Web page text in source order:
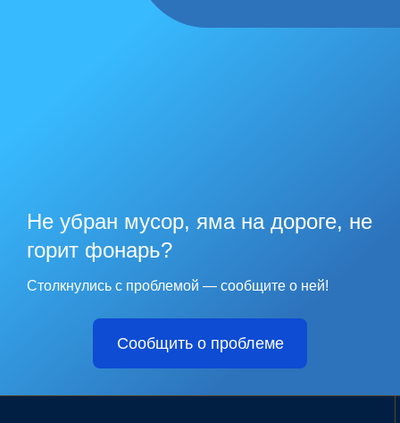
Не убран мусор, яма на дороге, не
горит фонарь?
Столкнулись с проблемой — сообщите о ней!
Сообщить о проблеме